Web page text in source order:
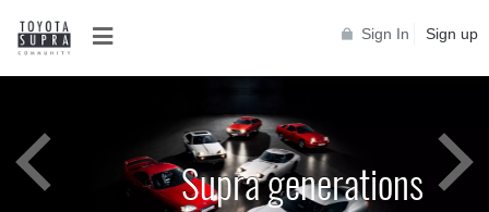
Sign In Sign up
Supra generations